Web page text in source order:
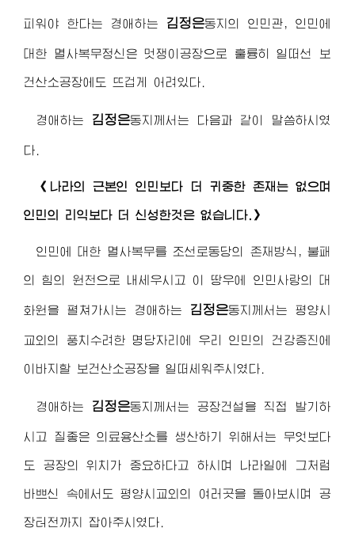
피워야 한다는 경애하는 김정은동지 의 인민관, 인민에
대한 멸사복무정신은 멋쟁이공장으로 훌륭히 일떠선 보
건산소공장에도 뜨겁게 어려있다.
경애하는 김정은동지 께서는 다음과 같이 말씀하시였
다.
《나라의 근본인 인민보다 더 귀중한 존재는 없으며
인민의 리익보다 더 신성한것은 없습니다.》
인민에 대한 멸사복무를 조선로동당의 존재방식, 불패
의 힘의 원천으로 내세우시고 이 땅우에 인민사랑의 대
화원을 펼쳐가시는 경애하는 김정은동지 께서는 평양시
교외의 풍치수려한 명당자리에 우리 인민의 건강증진에
이바지할 보건산소공장을 일떠세워주시였다.
경애하는 김정은동지 께서는 공장건설을 직접 발기하
시고 질좋은 의료용산소를 생산하기 위해서는 무엇보다
도 공장의 위치가 중요하다고 하시며 나라일에 그처럼
바쁘신 속에서도 평양시교외의 여러곳을 돌아보시며 공
장터전까지 잡아주시였다.